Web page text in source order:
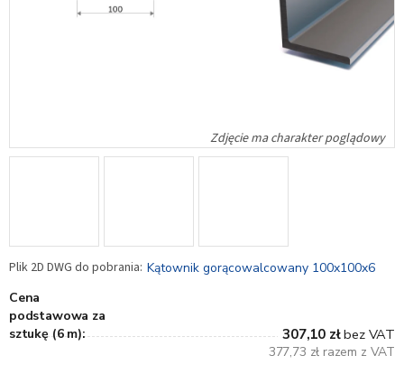
Kątownik gorącowalcowany 100x100x6
Cena
podstawowa za
sztukę (6 m):
307,10 złbez VAT
377,73 zł razem z VAT